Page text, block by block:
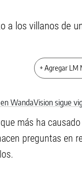
los villanos de
+ Agregar LM
que más ha
preguntas en